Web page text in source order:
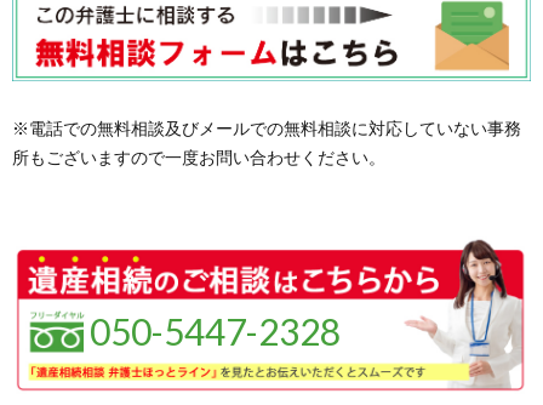
※電話での無料相談及びメールでの無料相談に対応していない事務
所もございますので一度お問い合わせください。
050-5447-2328